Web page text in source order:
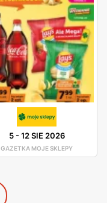
5-12 SIE 2026
GAZETKA MOJE SKLEPY